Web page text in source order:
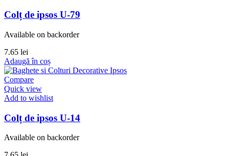
Colț de ipsos U-79
Available on backorder
7.65 lei
Adaugă în coș
Compare
Quick view
Add to wishlist
Colț de ipsos U-14
Available on backorder